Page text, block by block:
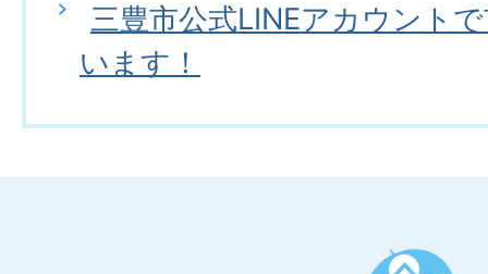
三豊市公式LINEアカウント
います！